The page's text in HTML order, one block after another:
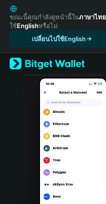
English
日本語
Tiếng Việt
Español (Latinoamérica)
Türkçe
Italiano
Português (Portugal)
Bahasa Indonesia
ขณะนี้คุณกำลังดูหน้านี้ในภาษาไทย
ใช้Englishหรือไม่
เปลี่ยนไปใช้English